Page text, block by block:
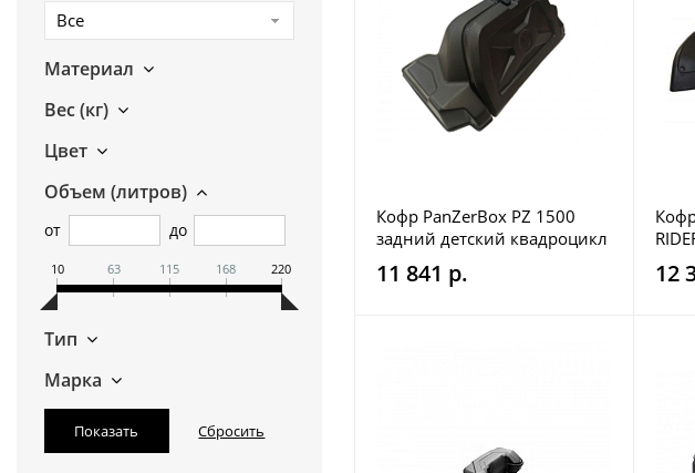
Все
Материал
Вес (кг)
Цвет
Объем (литров)
от до
10 63 115 168 220
Тип
Марка
Кофр PanZerBox PZ 1500
задний детский квадроцикл
11 841 р. 12